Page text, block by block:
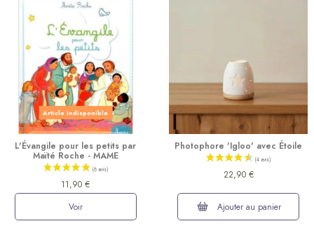
Article indisponible
L'Évangile pour les petits par
Maïté Roche - MAME
11,90 €
Voir
Photophore 'Igloo' avec Étoile
22,90 €
Ajouter au panier